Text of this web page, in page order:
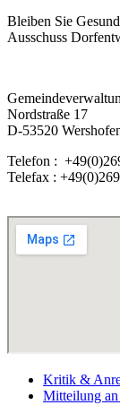
Bleiben Sie
Ausschuss
Nordstraße 17
D-53520
Telefon :
Telefax :
Kritik &
Mitteilung